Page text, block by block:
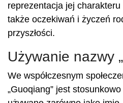
reprezentacja jej
także oczekiwań i życzeń
przyszłości.
Używanie nazwy
We współczesnym
„Guoqiang” jest